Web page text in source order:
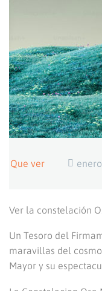
Que ver
Ver la constelación
Un Tesoro del
maravillas del
Mayor y su